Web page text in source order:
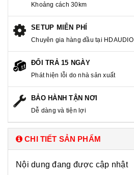
Khoảng cách 30km
SETUP MIỄN PHÍ
Chuyên gia hàng đầu tại HDAUDIO
ĐỔI TRẢ 15 NGÀY
Phát hiện lỗi do nhà sản xuất
BẢO HÀNH TẬN NƠI
Dễ dàng và tiện lợi
CHI TIẾT SẢN PHẨM
Nội dung đang được cập nhật